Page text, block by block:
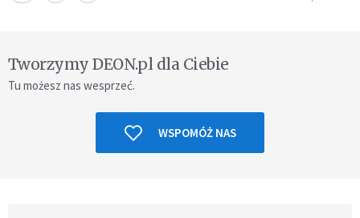
Tworzymy DEON.pl dla Ciebie
Tu możesz nas wesprzeć.
WSPOMÓŻ NAS